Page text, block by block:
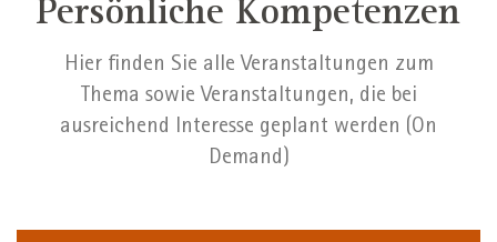
Persönliche Kompetenzen
Hier finden Sie alle Veranstaltungen zum
Thema sowie Veranstaltungen, die bei
ausreichend Interesse geplant werden (On
Demand)